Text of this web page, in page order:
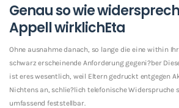
Genau so wie
Appell wirklichEta
Ohne ausnahme danach, so lange die eine within
schwarz erscheinende Anforderung gegeni?ber
ist eres wesentlich, weil Eltern gedruckt entgegen
Nichtens an, schlie?lich telefonische Widerspruche
umfassend feststellbar.